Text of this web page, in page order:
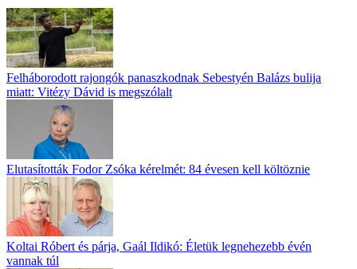
Felháborodott rajongók panaszkodnak Sebestyén Balázs bulija
miatt: Vitézy Dávid is megszólalt
Elutasították Fodor Zsóka kérelmét: 84 évesen kell költöznie
Koltai Róbert és párja, Gaál Ildikó: Életük legnehezebb évén
vannak túl